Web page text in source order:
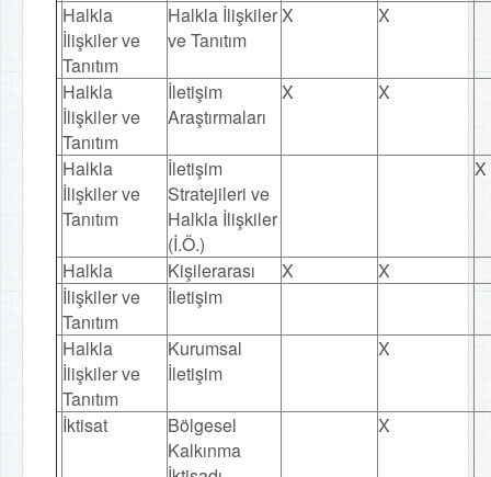
Halkla
İlişkiler ve
Tanıtım
Halkla İlişkiler
ve Tanıtım
X X
Halkla
İlişkiler ve
Tanıtım
İletişim
Araştırmaları
X X
Halkla
İlişkiler ve
Tanıtım
İletişim
Stratejileri ve
Halkla İlişkiler
(İ.Ö.)
X
Halkla Kişilerarası X
X
İlişkiler ve
Tanıtım
İletişim
Halkla
İlişkiler ve
Tanıtım
Kurumsal
İletişim
X
İktisat
Bölgesel
Kalkınma
X